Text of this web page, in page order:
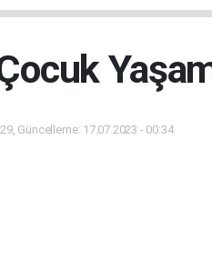
Güncelleme: 17.07.2023 - 00:34